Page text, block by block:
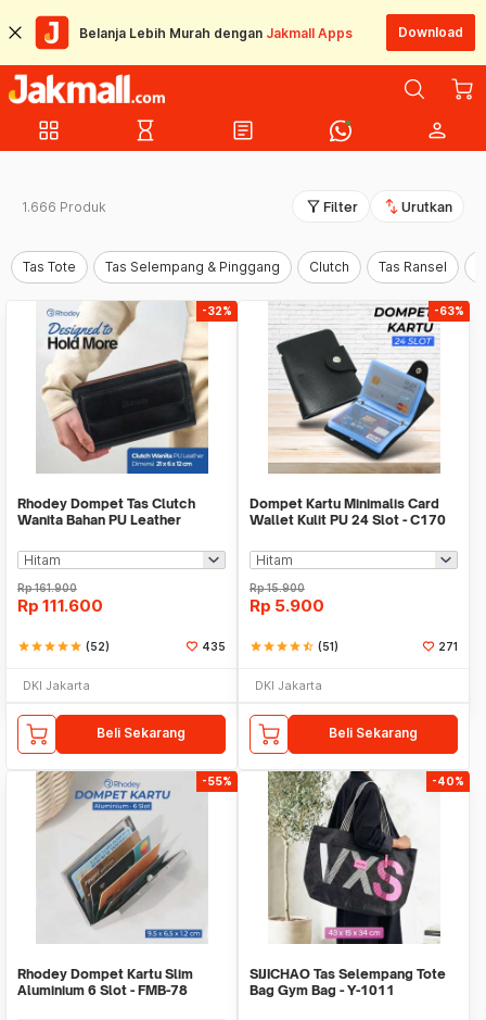
Belanja Lebih Murah dengan Jakmall Apps Download
grid_view hourglass_empty article person
1.666 Produk filter_alt Filter swap_vert Urutkan
Tas Tote Tas Selempang & Pinggang Clutch Tas Ransel
-32%
Rhodey Dompet Tas Clutch
Wanita Bahan PU Leather
Rp161.900
Rp 111.600
starstarstarstarstar (52) 435
DKI Jakarta
Beli Sekarang
-63%
Dompet Kartu Minimalis Card
Wallet Kulit PU 24 Slot - C170
Rp15.900
Rp 5.900
starstarstarstarstar_half (51) 271
DKI Jakarta
Beli Sekarang
-55%
Rhodey Dompet Kartu Slim
Aluminium 6 Slot - FMB-78
-40%
SIJICHAO Tas Selempang Tote
Bag Gym Bag - Y-1011